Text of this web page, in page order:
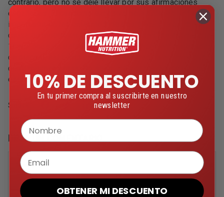
contrario, pero no se deje llevar por sus afirmaciones
engañosas. El consumo excesivo de azúcar es un factor
importante en las enfermedades cardíacas, la principal
causa de muerte en los estadounidenses (se estima que
16 millones de estadounidenses padecen enfermedades
cardíacas), así como en varios cánceres, la enfermedad
de Alzheimer y más. No seas una víctima. No seas una
estadística.
Share:
DEJA UN COMENTARIO
Nombre*
10% DE DESCUENTO
En tu primer compra al suscribirte en nuestro
newsletter
Nombre
Email
OBTENER MI DESCUENTO